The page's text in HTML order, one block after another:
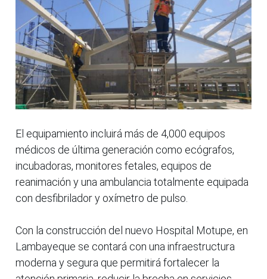
El equipamiento incluirá más de 4,000 equipos
médicos de última generación como ecógrafos,
incubadoras, monitores fetales, equipos de
reanimación y una ambulancia totalmente equipada
con desfibrilador y oxímetro de pulso.
Con la construcción del nuevo Hospital Motupe, en
Lambayeque se contará con una infraestructura
moderna y segura que permitirá fortalecer la